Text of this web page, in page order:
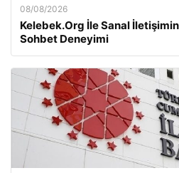
08/08/2026
Kelebek.Org İle Sanal
Sohbet Deneyimi